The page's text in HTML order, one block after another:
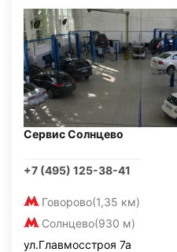
Сервис Солнцево
+7 (495) 125-38-41
Говорово(1,35 км)
Солнцево(930 м)
ул.Главмосстроя 7а